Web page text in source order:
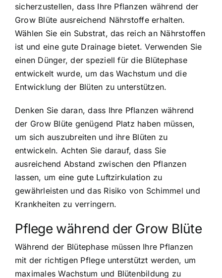
sicherzustellen, dass Ihre Pflanzen während der
Grow Blüte ausreichend Nährstoffe erhalten.
Wählen Sie ein Substrat, das reich an Nährstoffen
ist und eine gute Drainage bietet. Verwenden Sie
einen Dünger, der speziell für die Blütephase
entwickelt wurde, um das Wachstum und die
Entwicklung der Blüten zu unterstützen.
Denken Sie daran, dass Ihre Pflanzen während
der Grow Blüte genügend Platz haben müssen,
um sich auszubreiten und ihre Blüten zu
entwickeln. Achten Sie darauf, dass Sie
ausreichend Abstand zwischen den Pflanzen
lassen, um eine gute Luftzirkulation zu
gewährleisten und das Risiko von Schimmel und
Krankheiten zu verringern.
Pflege während der Grow Blüte
Während der Blütephase müssen Ihre Pflanzen
mit der richtigen Pflege unterstützt werden, um
maximales Wachstum und Blütenbildung zu